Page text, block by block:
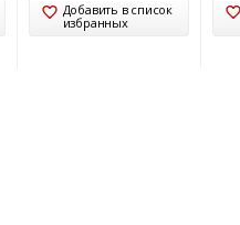
Добавить в список
избранных